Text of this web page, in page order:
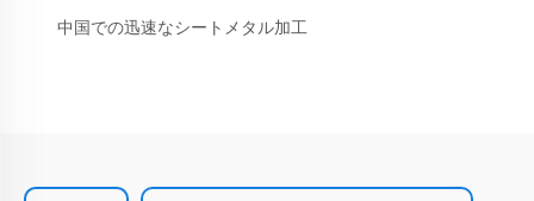
中国での迅速なシートメタル加工